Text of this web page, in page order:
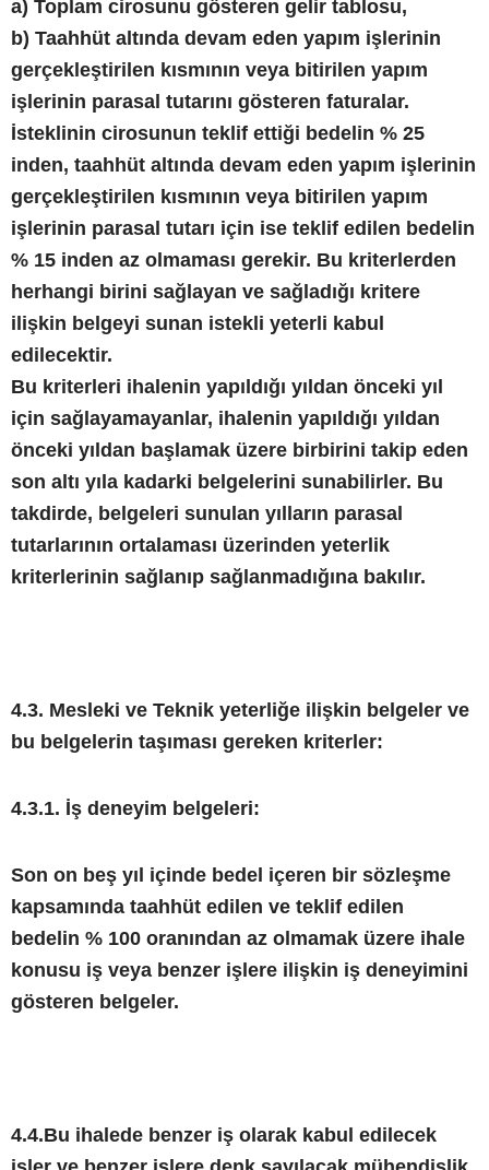
a) Toplam cirosunu gösteren gelir tablosu,
b) Taahhüt altında devam eden yapım işlerinin
gerçekleştirilen kısmının veya bitirilen yapım
işlerinin parasal tutarını gösteren faturalar.
İsteklinin cirosunun teklif ettiği bedelin % 25
inden, taahhüt altında devam eden yapım işlerinin
gerçekleştirilen kısmının veya bitirilen yapım
işlerinin parasal tutarı için ise teklif edilen bedelin
% 15 inden az olmaması gerekir. Bu kriterlerden
herhangi birini sağlayan ve sağladığı kritere
ilişkin belgeyi sunan istekli yeterli kabul
edilecektir.
Bu kriterleri ihalenin yapıldığı yıldan önceki yıl
için sağlayamayanlar, ihalenin yapıldığı yıldan
önceki yıldan başlamak üzere birbirini takip eden
son altı yıla kadarki belgelerini sunabilirler. Bu
takdirde, belgeleri sunulan yılların parasal
tutarlarının ortalaması üzerinden yeterlik
kriterlerinin sağlanıp sağlanmadığına bakılır.
4.3. Mesleki ve Teknik yeterliğe ilişkin belgeler ve
bu belgelerin taşıması gereken kriterler:
4.3.1. İş deneyim belgeleri:
Son on beş yıl içinde bedel içeren bir sözleşme
kapsamında taahhüt edilen ve teklif edilen
bedelin % 100 oranından az olmamak üzere ihale
konusu iş veya benzer işlere ilişkin iş deneyimini
gösteren belgeler.
4.4.Bu ihalede benzer iş olarak kabul edilecek